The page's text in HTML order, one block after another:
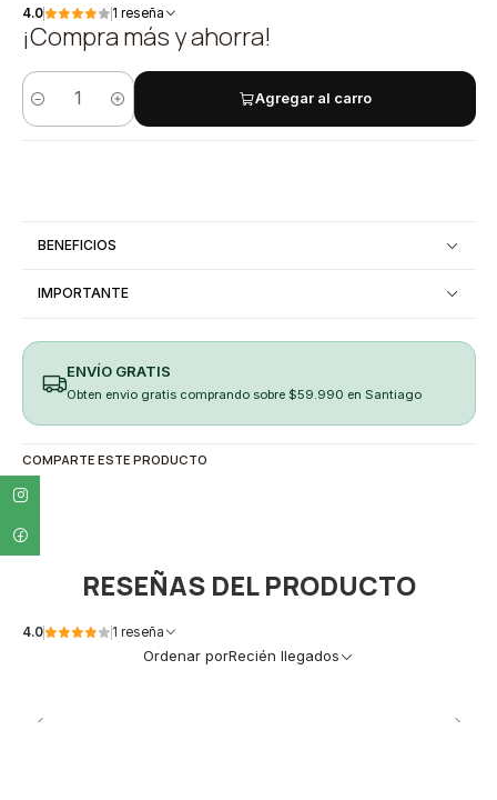
4.0 1 reseña
¡Compra más y ahorra!
Cantidad
Agregar al carro
BENEFICIOS
IMPORTANTE
ENVÍO GRATIS
Obten envio gratis comprando sobre $59.990 en Santiago
COMPARTE ESTE PRODUCTO
RESEÑAS DEL PRODUCTO
4.0 1 reseña
Ordenar porRecién llegados